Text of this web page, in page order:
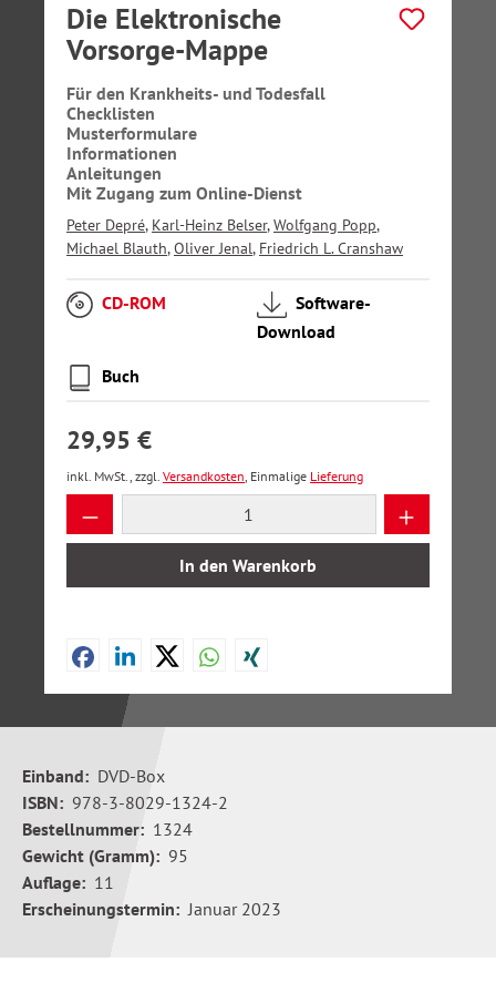
Die Elektronische
Vorsorge-Mappe
Für den Krankheits- und Todesfall
Checklisten
Musterformulare
Informationen
Anleitungen
Mit Zugang zum Online-Dienst
Peter Depré, Karl-Heinz Belser,Wolfgang Popp,
Michael Blauth,Oliver Jenal, Friedrich L. Cranshaw
CD-ROM
Software-
Download
Buch
29,95 €
inkl. MwSt., zzgl. Versandkosten, Einmalige Lieferung
Produkt Anzahl: Gib den gewünschten
In den Warenkorb
Einband: DVD-Box
ISBN: 978-3-8029-1324-2
Bestellnummer: 1324
Gewicht (Gramm): 95
Auflage: 11
Erscheinungstermin: Januar 2023